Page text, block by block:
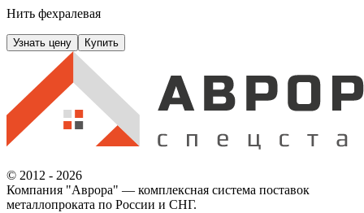
Нить фехралевая
Узнать цену Купить
© 2012 - 2026
Компания "Аврора" — комплексная система поставок
металлопроката по России и СНГ.